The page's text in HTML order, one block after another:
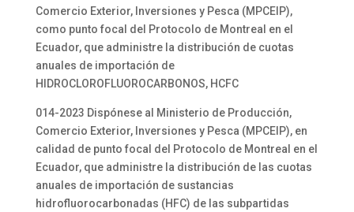
Comercio Exterior, Inversiones y Pesca (MPCEIP),
como punto focal del Protocolo de Montreal en el
Ecuador, que administre la distribución de cuotas
anuales de importación de
HIDROCLOROFLUOROCARBONOS, HCFC
014-2023 Dispónese al Ministerio de Producción,
Comercio Exterior, Inversiones y Pesca (MPCEIP), en
calidad de punto focal del Protocolo de Montreal en el
Ecuador, que administre la distribución de las cuotas
anuales de importación de sustancias
hidrofluorocarbonadas (HFC) de las subpartidas